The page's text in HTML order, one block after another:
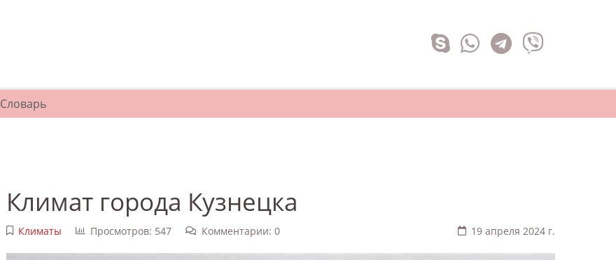
Словарь
Климат города Кузнецка
Климаты Просмотров: 547 Комментарии: 0 19 апреля 2024 г.